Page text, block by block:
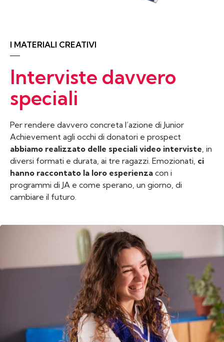
I MATERIALI CREATIVI
Interviste davvero
speciali
Per rendere davvero concreta l’azione di Junior
Achievement agli occhi di donatori e prospect
abbiamo realizzato delle speciali video interviste , in
diversi formati e durata, ai tre ragazzi. Emozionati, ci
hanno raccontato la loro esperienza con i
programmi di JA e come sperano, un giorno, di
cambiare il futuro.